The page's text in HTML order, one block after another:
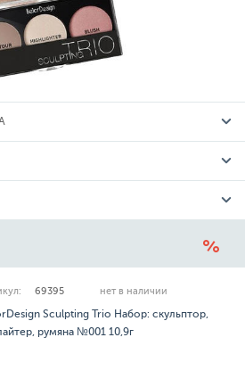
69395 нет в наличии
Sculpting Trio Набор: скульптор,
румяна №001 10,9г